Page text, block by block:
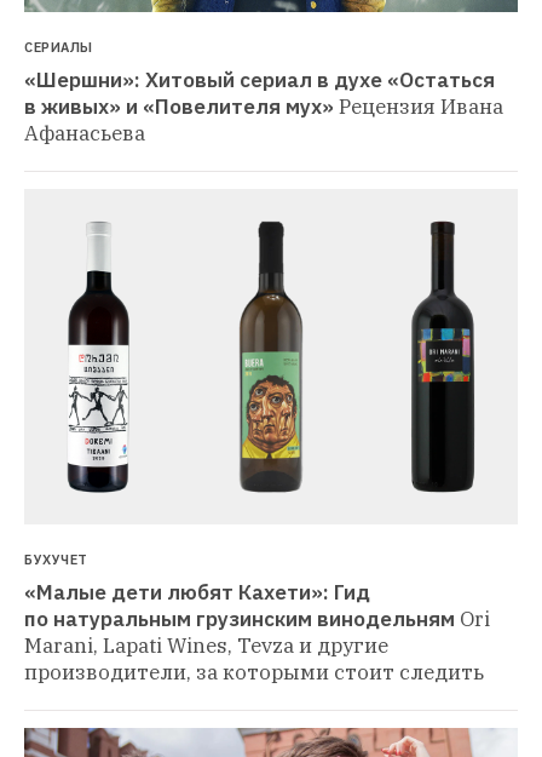
СЕРИАЛЫ
«Шершни»: Хитовый сериал в духе «Остаться
в живых» и «Повелителя мух» Рецензия Ивана
Афанасьева
БУХУЧЕТ
«Малые дети любят Кахети»: Гид
по натуральным грузинским винодельням Ori
Marani, Lapati Wines, Tevza и другие
производители, за которыми стоит следить